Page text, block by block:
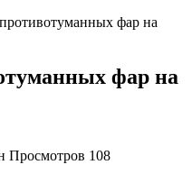
фар на
фар на
Просмотров 108